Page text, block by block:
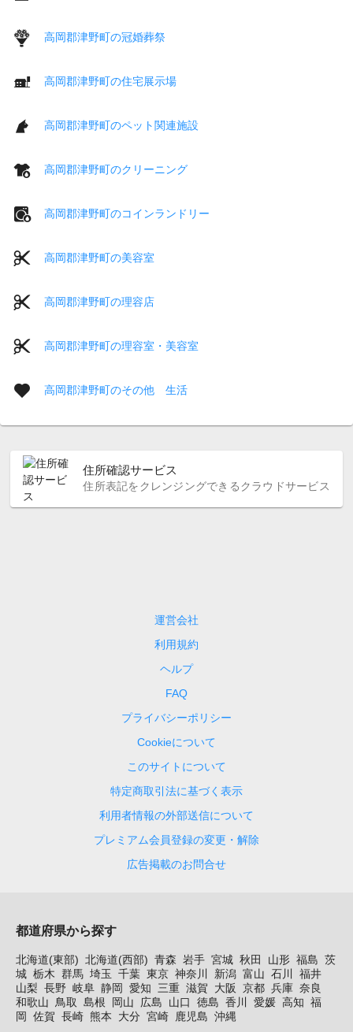
高岡郡津野町の冠婚葬祭
高岡郡津野町の住宅展示場
高岡郡津野町のペット関連施設
高岡郡津野町のクリーニング
高岡郡津野町のコインランドリー
高岡郡津野町の美容室
高岡郡津野町の理容店
高岡郡津野町の理容室・美容室
高岡郡津野町のその他 生活
住所確認サービス
住所表記をクレンジングできるクラウドサービス
運営会社
利用規約
ヘルプ
FAQ
プライバシーポリシー
Cookieについて
このサイトについて
特定商取引法に基づく表示
利用者情報の外部送信について
プレミアム会員登録の変更・解除
広告掲載のお問合せ
都道府県から探す
北海道(東部) 北海道(西部) 青森 岩手 宮城 秋田 山形 福島 茨
城 栃木 群馬 埼玉 千葉 東京 神奈川 新潟 富山 石川
福井
山梨 長野 岐阜 静岡 愛知 三重 滋賀 大阪 京都 兵庫 奈良
和歌山 鳥取 島根 岡山 広島 山口 徳島 香川 愛媛 高知 福
岡
佐賀 長崎 熊本 大分 宮崎 鹿児島 沖縄